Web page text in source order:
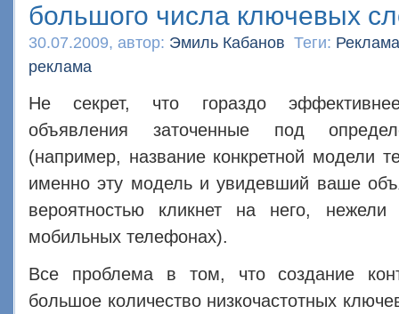
большого числа ключевых
30.07.2009, автор: Эмиль Кабанов Теги:
реклама
Не секрет, что гораздо
объявления заточенные под
(например, название конкретной модели
именно эту модель и увидевший ваше
вероятностью кликнет на него,
мобильных телефонах).
Все проблема в том, что создание
большое количество низкочастотных